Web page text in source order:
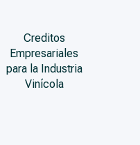
Creditos
Empresariales
para la Industria
Vinícola